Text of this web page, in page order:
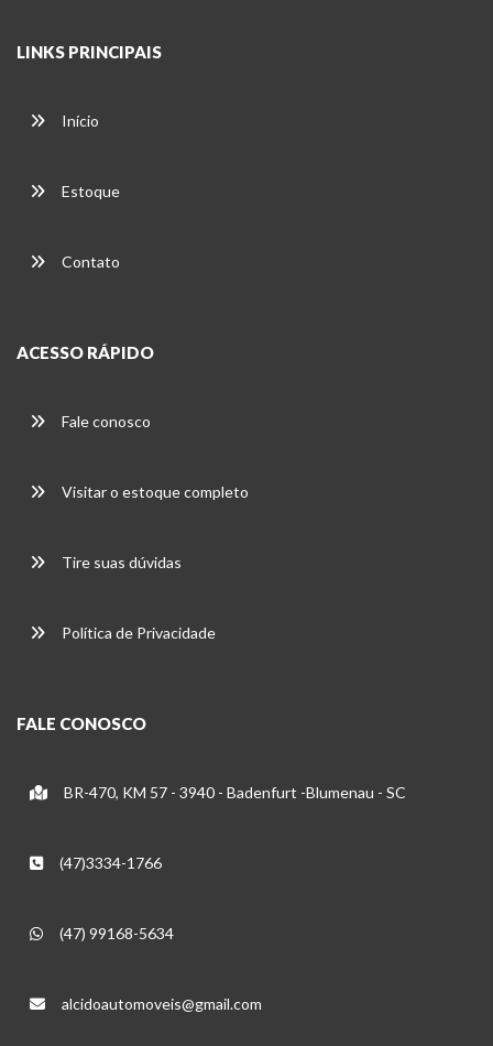
LINKS PRINCIPAIS
Início
Estoque
Contato
ACESSO RÁPIDO
Fale conosco
Visitar o estoque completo
Tire suas dúvidas
Política de Privacidade
FALE CONOSCO
BR-470, KM 57 - 3940 - Badenfurt -Blumenau - SC
(47)3334-1766
(47) 99168-5634
alcidoautomoveis@gmail.com